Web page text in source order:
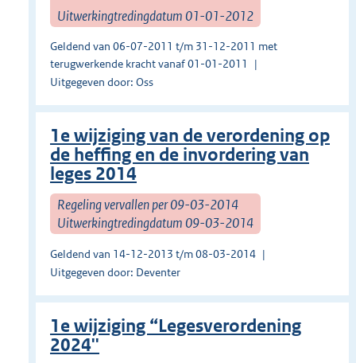
Uitwerkingtredingdatum 01-01-2012
Geldend van 06-07-2011 t/m 31-12-2011 met
terugwerkende kracht vanaf 01-01-2011
Uitgegeven door: Oss
1e wijziging van de verordening op
de heffing en de invordering van
leges 2014
Regeling vervallen per 09-03-2014
Uitwerkingtredingdatum 09-03-2014
Geldend van 14-12-2013 t/m 08-03-2014
Uitgegeven door: Deventer
1e wijziging “Legesverordening
2024''